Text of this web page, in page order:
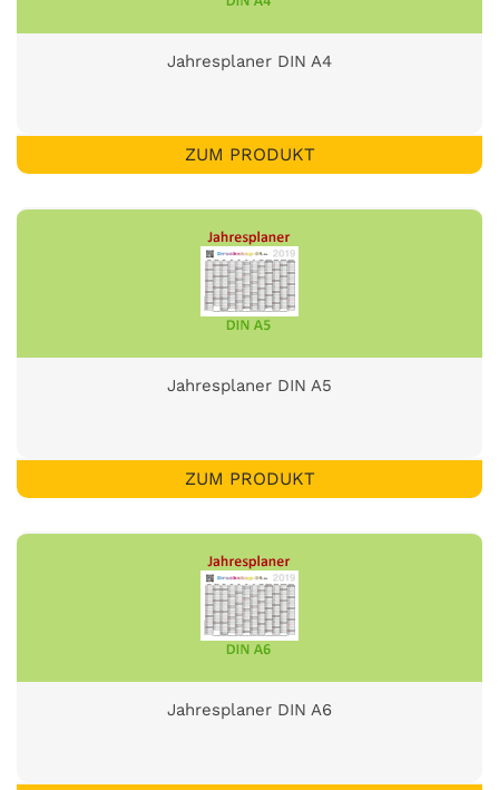
Jahresplaner DIN A4
ZUM PRODUKT
Jahresplaner DIN A5
ZUM PRODUKT
Jahresplaner DIN A6